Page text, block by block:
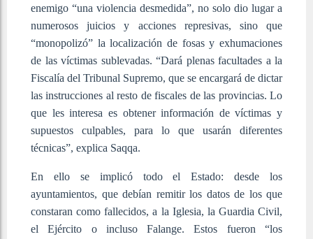
enemigo “una violencia desmedida”, no solo dio lugar a
numerosos juicios y acciones represivas, sino que
“monopolizó” la localización de fosas y exhumaciones
de las víctimas sublevadas. “Dará plenas facultades a la
Fiscalía del Tribunal Supremo, que se encargará de dictar
las instrucciones al resto de fiscales de las provincias. Lo
que les interesa es obtener información de víctimas y
supuestos culpables, para lo que usarán diferentes
técnicas”, explica Saqqa.
En ello se implicó todo el Estado: desde los
ayuntamientos, que debían remitir los datos de los que
constaran como fallecidos, a la Iglesia, la Guardia Civil,
el Ejército o incluso Falange. Estos fueron “los